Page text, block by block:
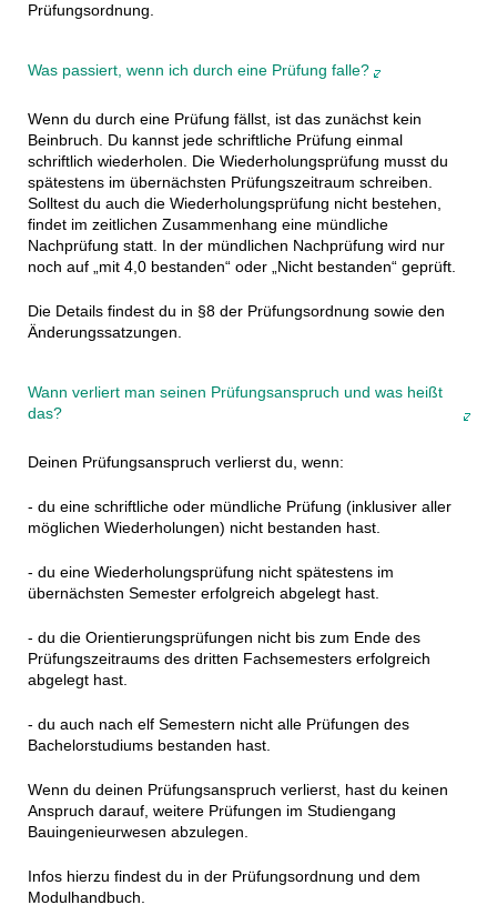
Prüfungsordnung.
Was passiert, wenn ich durch eine Prüfung falle?
Wenn du durch eine Prüfung fällst, ist das zunächst kein
Beinbruch. Du kannst jede schriftliche Prüfung einmal
schriftlich wiederholen. Die Wiederholungsprüfung musst du
spätestens im übernächsten Prüfungszeitraum schreiben.
Solltest du auch die Wiederholungsprüfung nicht bestehen,
findet im zeitlichen Zusammenhang eine mündliche
Nachprüfung statt. In der mündlichen Nachprüfung wird nur
noch auf „mit 4,0 bestanden“ oder „Nicht bestanden“ geprüft.
Die Details findest du in §8 der Prüfungsordnung sowie den
Änderungssatzungen.
Wann verliert man seinen Prüfungsanspruch und was heißt
das?
Deinen Prüfungsanspruch verlierst du, wenn:
- du eine schriftliche oder mündliche Prüfung (inklusiver aller
möglichen Wiederholungen) nicht bestanden hast.
- du eine Wiederholungsprüfung nicht spätestens im
übernächsten Semester erfolgreich abgelegt hast.
- du die Orientierungsprüfungen nicht bis zum Ende des
Prüfungszeitraums des dritten Fachsemesters erfolgreich
abgelegt hast.
- du auch nach elf Semestern nicht alle Prüfungen des
Bachelorstudiums bestanden hast.
Wenn du deinen Prüfungsanspruch verlierst, hast du keinen
Anspruch darauf, weitere Prüfungen im Studiengang
Bauingenieurwesen abzulegen.
Infos hierzu findest du in der Prüfungsordnung und dem
Modulhandbuch.